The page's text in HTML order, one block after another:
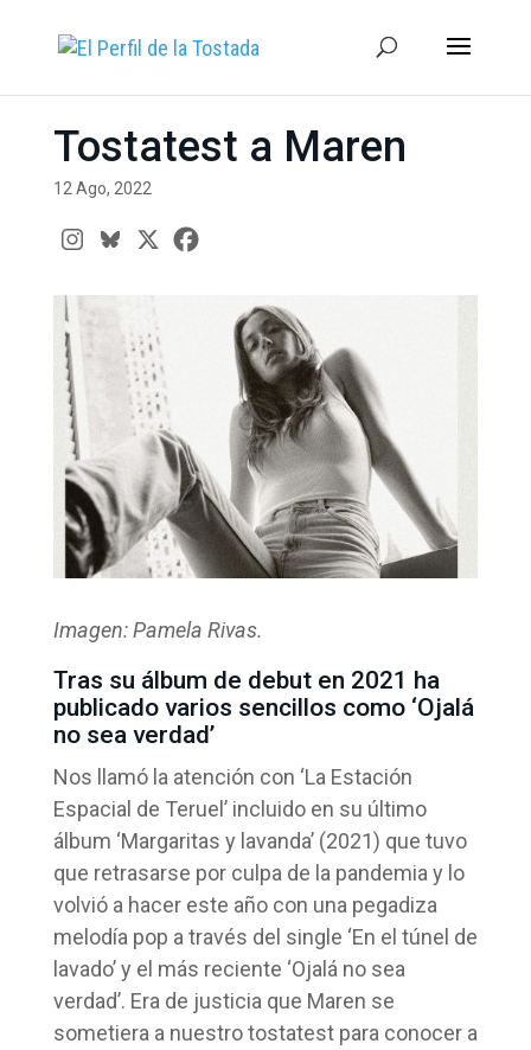
Tostatest a Maren
12 Ago, 2022
Imagen: Pamela Rivas.
Tras su álbum de debut en 2021 ha
publicado varios sencillos como ‘Ojalá
no sea verdad’
Nos llamó la atención con ‘La Estación
Espacial de Teruel’ incluido en su último
álbum ‘Margaritas y lavanda’ (2021) que tuvo
que retrasarse por culpa de la pandemia y lo
volvió a hacer este año con una pegadiza
melodía pop a través del single ‘En el túnel de
lavado’ y el más reciente ‘Ojalá no sea
verdad’. Era de justicia que Maren se
sometiera a nuestro tostatest para conocer a